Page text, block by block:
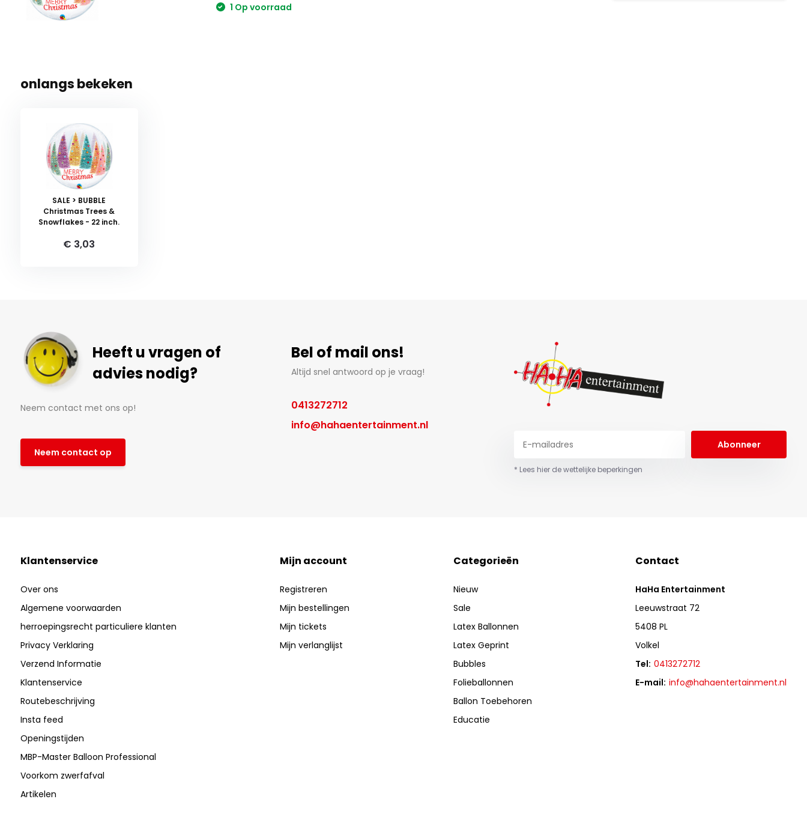
1 Op voorraad
onlangs bekeken
SALE > BUBBLE
Christmas Trees &
Snowflakes - 22 inch.
€ 3,03
Heeft u vragen of
advies nodig?
Neem contact met ons op!
Neem contact op
Bel of mail ons!
Altijd snel antwoord op je vraag!
0413272712
info@hahaentertainment.nl
Abonneer
* Lees hier de wettelijke beperkingen
Klantenservice
Over ons
Algemene voorwaarden
herroepingsrecht particuliere klanten
Privacy Verklaring
Verzend Informatie
Klantenservice
Routebeschrijving
Insta feed
Openingstijden
MBP-Master Balloon Professional
Voorkom zwerfafval
Artikelen
Mijn account
Registreren
Mijn bestellingen
Mijn tickets
Mijn verlanglijst
Categorieën
Nieuw
Sale
Latex Ballonnen
Latex Geprint
Bubbles
Folieballonnen
Ballon Toebehoren
Educatie
Contact
HaHa Entertainment
Leeuwstraat 72
5408 PL
Volkel
Tel: 0413272712
E-mail: info@hahaentertainment.nl